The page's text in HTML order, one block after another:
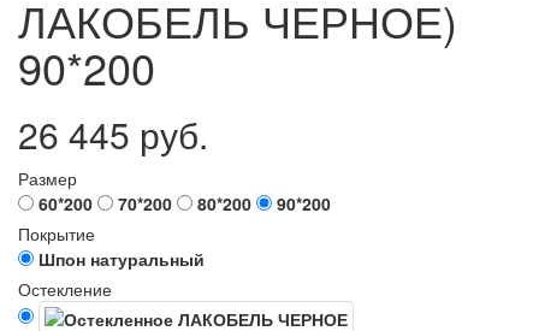
ЛАКОБЕЛЬ ЧЕРНОЕ)
90*200
26 445 руб.
Размер
60*200
70*200 80*200
90*200
Покрытие
Шпон натуральный
Остекление